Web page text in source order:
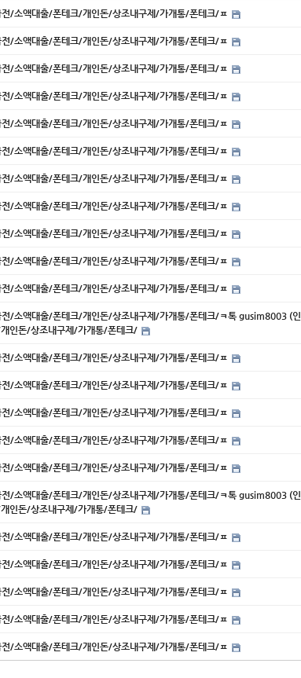
/소액대출/폰테크/개인돈/상조내구제/가개통/폰테크/ㅍ
/소액대출/폰테크/개인돈/상조내구제/가개통/폰테크/ㅍ
/소액대출/폰테크/개인돈/상조내구제/가개통/폰테크/ㅍ
/소액대출/폰테크/개인돈/상조내구제/가개통/폰테크/ㅍ
/소액대출/폰테크/개인돈/상조내구제/가개통/폰테크/ㅍ
/소액대출/폰테크/개인돈/상조내구제/가개통/폰테크/ㅍ
/소액대출/폰테크/개인돈/상조내구제/가개통/폰테크/ㅍ
/소액대출/폰테크/개인돈/상조내구제/가개통/폰테크/ㅍ
/소액대출/폰테크/개인돈/상조내구제/가개통/폰테크/ㅍ
/소액대출/폰테크/개인돈/상조내구제/가개통/폰테크/ㅍ
/소액대출/폰테크/개인돈/상조내구제/가개통/폰테크/ㅍ
/소액대출/폰테크/개인돈/상조내구제/가개통/폰테크/ㅋ톡 gusim8003 (인
인돈/상조내구제/가개통/폰테크/
/소액대출/폰테크/개인돈/상조내구제/가개통/폰테크/ㅍ
/소액대출/폰테크/개인돈/상조내구제/가개통/폰테크/ㅍ
/소액대출/폰테크/개인돈/상조내구제/가개통/폰테크/ㅍ
/소액대출/폰테크/개인돈/상조내구제/가개통/폰테크/ㅍ
/소액대출/폰테크/개인돈/상조내구제/가개통/폰테크/ㅍ
/소액대출/폰테크/개인돈/상조내구제/가개통/폰테크/ㅋ톡 gusim8003 (인
인돈/상조내구제/가개통/폰테크/
/소액대출/폰테크/개인돈/상조내구제/가개통/폰테크/ㅍ
/소액대출/폰테크/개인돈/상조내구제/가개통/폰테크/ㅍ
/소액대출/폰테크/개인돈/상조내구제/가개통/폰테크/ㅍ
/소액대출/폰테크/개인돈/상조내구제/가개통/폰테크/ㅍ
/소액대출/폰테크/개인돈/상조내구제/가개통/폰테크/ㅍ